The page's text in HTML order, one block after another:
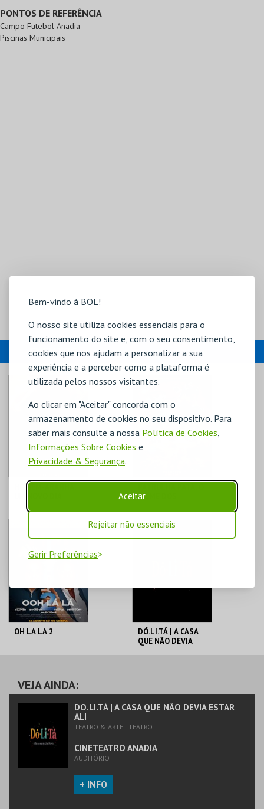
Bem-vindo à BOL!
O nosso site utiliza cookies essenciais para o
funcionamento do site e, com o seu consentimento,
cookies que nos ajudam a personalizar a sua
experiência e a perceber como a plataforma é
utilizada pelos nossos visitantes.
Ao clicar em "Aceitar" concorda com o
armazenamento de cookies no seu dispositivo. Para
saber mais consulte a nossa Política de Cookies
Informações Sobre Cookies e
Privacidade & Segurança.
Aceitar
Rejeitar não essenciais
Gerir Preferências
PONTOS DE REFERÊNCIA
Campo Futebol Anadia
Piscinas Municipais
EVENTOS
HOMEM-ARANHA:
ANADIA
MAIS INFO
COMPRAR
FILME DOS
CINETEATRO
COMPRAR
OH LA LA 2
ANADIA
MAIS INFO
COMPRAR
DÓ.LI.TÁ | A CASA
QUE NÃO DEVIA
MAIS INFO
VEJA AINDA:
DÓ.LI.TÁ | A CASA QUE NÃO DEVIA ESTAR
ALI
TEATRO & ARTE | TEATRO
CINETEATRO ANADIA
AUDITÓRIO
+ INFO